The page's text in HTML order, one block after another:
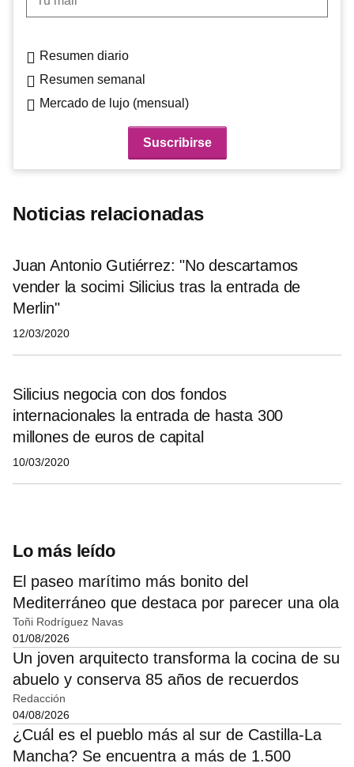
Resumen diario
Resumen semanal
Mercado de lujo (mensual)
Noticias relacionadas
Juan Antonio Gutiérrez: "No descartamos
vender la socimi Silicius tras la entrada de
Merlin"
12/03/2020
Silicius negocia con dos fondos
internacionales la entrada de hasta 300
millones de euros de capital
10/03/2020
Lo más leído
El paseo marítimo más bonito del
Mediterráneo que destaca por parecer una ola
Toñi Rodríguez Navas
01/08/2026
Un joven arquitecto transforma la cocina de su
abuelo y conserva 85 años de recuerdos
Redacción
04/08/2026
¿Cuál es el pueblo más al sur de Castilla-La
Mancha? Se encuentra a más de 1.500